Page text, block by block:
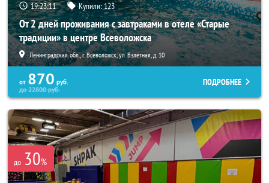
19:23:07 Купили:123
От 2 дней проживания с завтраками в отеле «Старые
традиции» в центре Всеволожска
Ленинградская обл., г. Всеволожск, ул. Взлетная, д. 10
от 870 руб.
до22800руб.
ПОДРОБНЕЕ
до 30%